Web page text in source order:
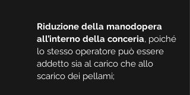
Riduzione della manodopera
all’interno della conceria, poiché
lo stesso operatore può essere
addetto sia al carico che allo
scarico dei pellami;